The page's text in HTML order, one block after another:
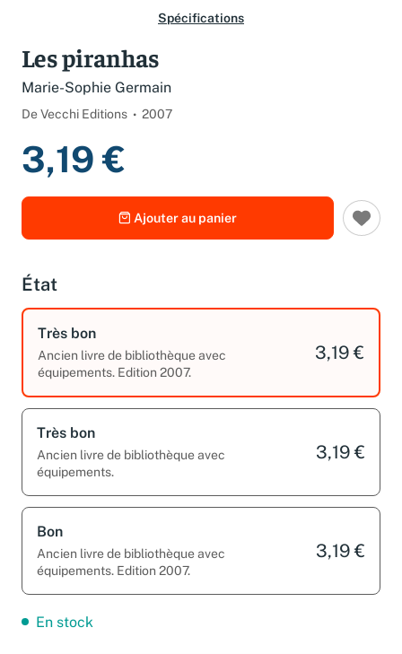
Les piranhas
Marie-Sophie Germain
3,19 €
Ajouter au panier
État
Très bon
Ancien livre de bibliothèque avec
3,19 €
Très bon
Ancien livre de bibliothèque avec
3,19 €
Ancien livre de bibliothèque avec
3,19 €